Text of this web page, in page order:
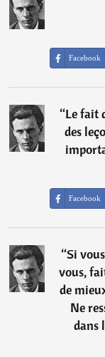
Facebook
“Le fait
des
Facebook
“Si
vous,
de
Ne
dans